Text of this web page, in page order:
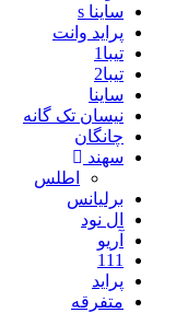
ساینا s
پراید وانت
تیبا1
تیبا2
ساینا
نیسان تک گانه
چانگان
سهند
اطلس
برلیانس
ال نود
آریو
111
پراید
متفرقه